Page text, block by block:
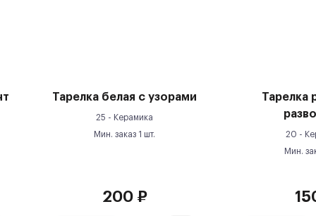
Тарелка белая с узорами
25 - Керамика
Мин. заказ 1 шт.
200₽
Тарелка
20 -
Мин.